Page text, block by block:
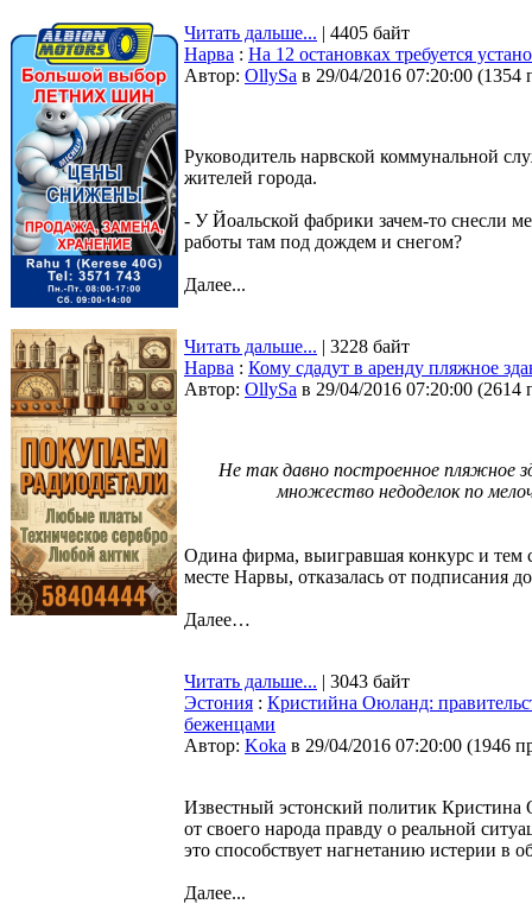
Читать дальше... | 4405 байт
Нарва : На 12 остановках требуется
Автор: OllySa в 29/04/2016 07:20:00 (1354
Руководитель нарвской коммунальной
жителей города.
- У Йоальской фабрики зачем-то снесли
работы там под дождем и снегом?
Далее...
Читать дальше... | 3228 байт
Нарва : Кому сдадут в аренду пляжное
Автор: OllySa в 29/04/2016 07:20:00 (2614
Не так давно построенное пляжное
множество недоделок по
Одина фирма, выигравшая конкурс и тем
месте Нарвы, отказалась от подписания
Далее…
Читать дальше... | 3043 байт
Эстония : Кристийна Оюланд:
беженцами
Автор: Koka в 29/04/2016 07:20:00 (1946
Известный эстонский политик Кристина
от своего народа правду о реальной
это способствует нагнетанию истерии в
Далее...